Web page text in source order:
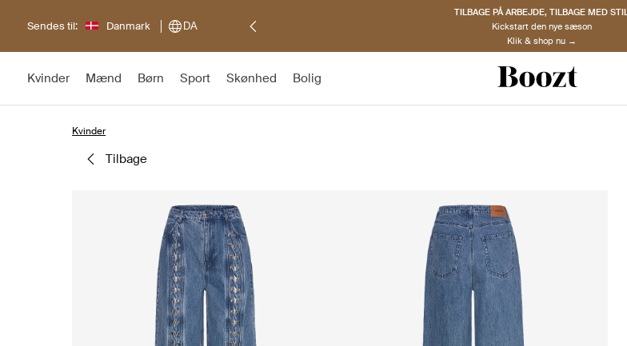
Sendes til: Danmark DA
TILBAGE PÅ ARBEJDE, TILBAGE MED STIL
Kickstart den nye sæson
Klik & shop nu →
Kvinder Mænd Børn Sport Skønhed Bolig
Kvinder
tilbage